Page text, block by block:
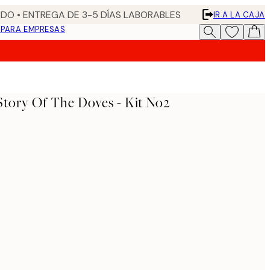
• ENTREGA DE 3-5 DÍAS LABORABLES
IR A LA CAJA
PARA EMPRESAS
Of The Doves - Kit No2